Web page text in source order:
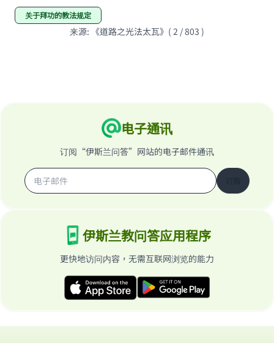
关于拜功的教法规定
来源: 《道路之光法太瓦》( 2 / 803 )
电子通讯
订阅“伊斯兰问答”网站的电子邮件通讯
伊斯兰教问答应用程序
更快地访问内容，无需互联网浏览的能力
(MUSLIM, 1893)